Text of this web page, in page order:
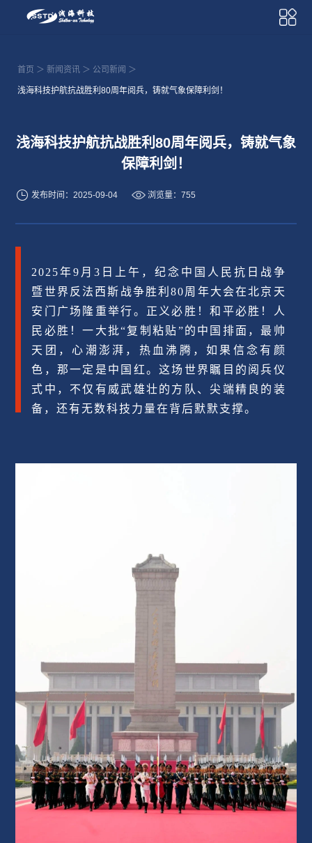
首页 ＞ 新闻资讯 ＞ 公司新闻 ＞
浅海科技护航抗战胜利80周年阅兵，铸就气象保障利剑！
浅海科技护航抗战胜利80周年阅兵，铸就气象
保障利剑！
发布时间：2025-09-04 浏览量：755
2025年9月3日上午，纪念中国人民抗日战争
暨世界反法西斯战争胜利80周年大会在北京天
安门广场隆重举行。正义必胜！和平必胜！人
民必胜！一大批“复制粘贴”的中国排面，最帅
天团，心潮澎湃，热血沸腾，如果信念有颜
色，那一定是中国红。这场世界瞩目的阅兵仪
式中，不仅有威武雄壮的方队、尖端精良的装
备，还有无数科技力量在背后默默支撑。